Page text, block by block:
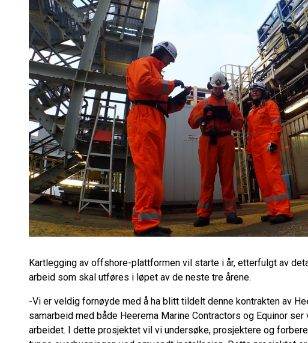
Kartlegging av offshore-plattformen vil starte i år, etterfulgt av
arbeid som skal utføres i løpet av de neste tre årene.
-Vi er veldig fornøyde med å ha blitt tildelt denne kontrakten av
samarbeid med både Heerema Marine Contractors og Equinor
arbeidet. I dette prosjektet vil vi undersøke, prosjektere og